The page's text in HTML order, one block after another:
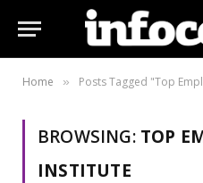
Home » Posts Tagged "Top
BROWSING: TOP
INSTITUTE